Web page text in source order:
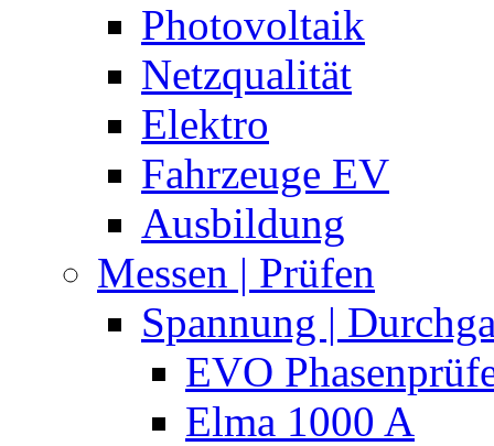
Photovoltaik
Netzqualität
Elektro
Fahrzeuge EV
Ausbildung
Messen | Prüfen
Spannung |
EVO
Elma 1000 A